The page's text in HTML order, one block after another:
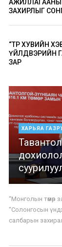
АЖИЛЛАГААНЫ
ЗАХИРЛЫГ
“ТӨР ХУВИЙН
ҮЙЛДВЭРИЙН
ЗАР
ХАРЬЯА
“Монголын төмөр
“Солонгосын
салбарын